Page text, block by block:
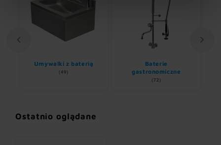
Umywalki z baterią
(49)
Baterie
gastronomiczne
(72)
Ostatnio oglądane